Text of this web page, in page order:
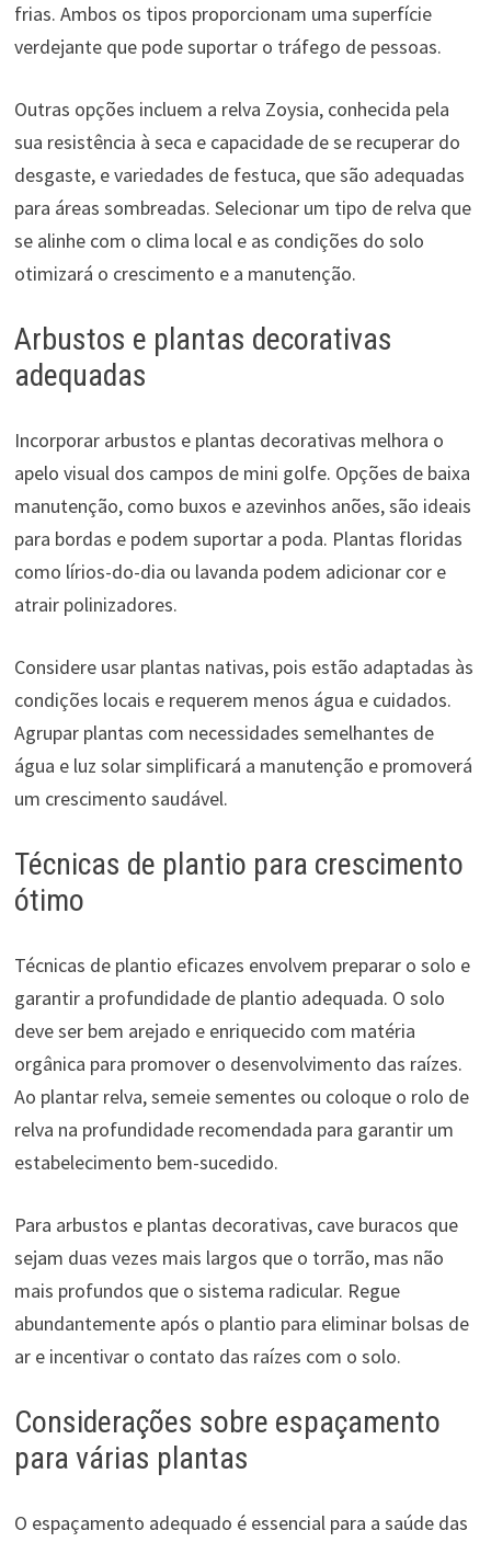
frias. Ambos os tipos proporcionam uma superfície
verdejante que pode suportar o tráfego de pessoas.
Outras opções incluem a relva Zoysia, conhecida pela
sua resistência à seca e capacidade de se recuperar do
desgaste, e variedades de festuca, que são adequadas
para áreas sombreadas. Selecionar um tipo de relva que
se alinhe com o clima local e as condições do solo
otimizará o crescimento e a manutenção.
Arbustos e plantas decorativas
adequadas
Incorporar arbustos e plantas decorativas melhora o
apelo visual dos campos de mini golfe. Opções de baixa
manutenção, como buxos e azevinhos anões, são ideais
para bordas e podem suportar a poda. Plantas floridas
como lírios-do-dia ou lavanda podem adicionar cor e
atrair polinizadores.
Considere usar plantas nativas, pois estão adaptadas às
condições locais e requerem menos água e cuidados.
Agrupar plantas com necessidades semelhantes de
água e luz solar simplificará a manutenção e promoverá
um crescimento saudável.
Técnicas de plantio para crescimento
ótimo
Técnicas de plantio eficazes envolvem preparar o solo e
garantir a profundidade de plantio adequada. O solo
deve ser bem arejado e enriquecido com matéria
orgânica para promover o desenvolvimento das raízes.
Ao plantar relva, semeie sementes ou coloque o rolo de
relva na profundidade recomendada para garantir um
estabelecimento bem-sucedido.
Para arbustos e plantas decorativas, cave buracos que
sejam duas vezes mais largos que o torrão, mas não
mais profundos que o sistema radicular. Regue
abundantemente após o plantio para eliminar bolsas de
ar e incentivar o contato das raízes com o solo.
Considerações sobre espaçamento
para várias plantas
O espaçamento adequado é essencial para a saúde das